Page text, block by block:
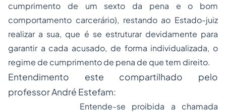
cumprimento de um sexto da pena e o bom
comportamento carcerário), restando ao Estado-juiz
realizar a sua, que é se estruturar devidamente para
garantir a cada acusado, de forma individualizada, o
regime de cumprimento de pena de que tem direito.
Entendimento este compartilhado pelo
professor André Estefam:
Entende-se proibida a chamada